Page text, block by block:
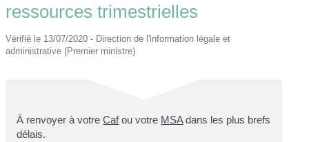
ressources trimestrielles
Vérifié le 13/07/2020 - Direction de l'information légale et
administrative (Premier ministre)
À renvoyer à votreCafou votre MSAdans les plus brefs
délais.